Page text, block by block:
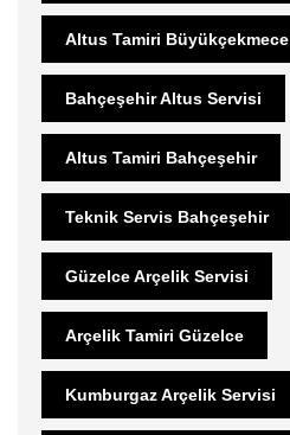
Altus Tamiri Büyükçekmece
Bahçeşehir Altus Servisi
Altus Tamiri Bahçeşehir
Teknik Servis Bahçeşehir
Güzelce Arçelik Servisi
Arçelik Tamiri Güzelce
Kumburgaz Arçelik Servisi